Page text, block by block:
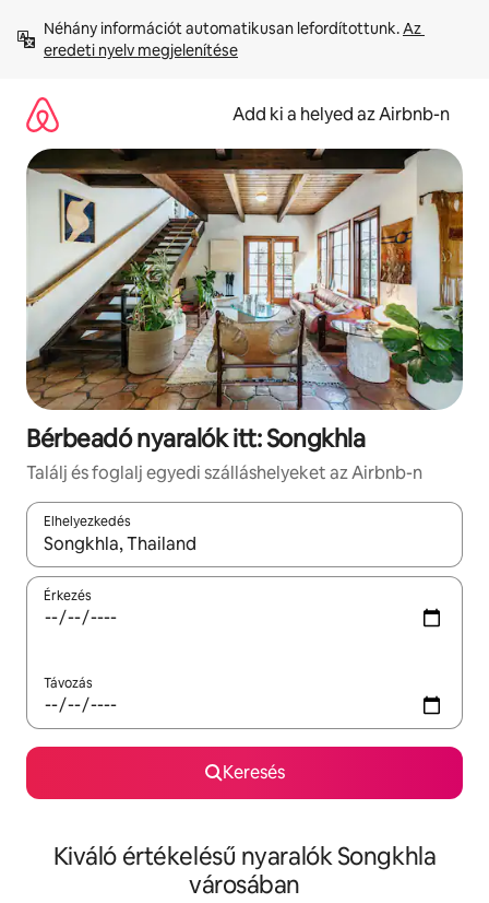
tartalomra
Néhány információt automatikusan lefordítottunk. Az
eredeti nyelv megjelenítése
Add ki a helyed az Airbnb-n
Bérbeadó nyaralók itt: Songkhla
Találj és foglalj egyedi szálláshelyeket az Airbnb-n
Elhelyezkedés
Az eredmények között a felfelé és a lefelé nyíllal
Érkezés
Távozás
Keresés
Kiváló értékelésű nyaralók Songkhla
városában